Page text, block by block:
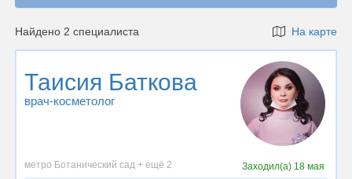
Найдено 2 специалиста На карте
Таисия Баткова
врач-косметолог
метро Ботанический сад + ещё 2 Заходил(а) 18 мая